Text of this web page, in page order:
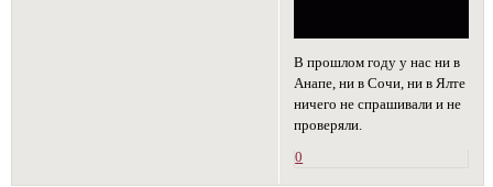
В прошлом году у нас ни в
Анапе, ни в Сочи, ни в Ялте
ничего не спрашивали и не
проверяли.
0